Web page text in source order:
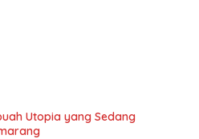
Utopia yang Sedang